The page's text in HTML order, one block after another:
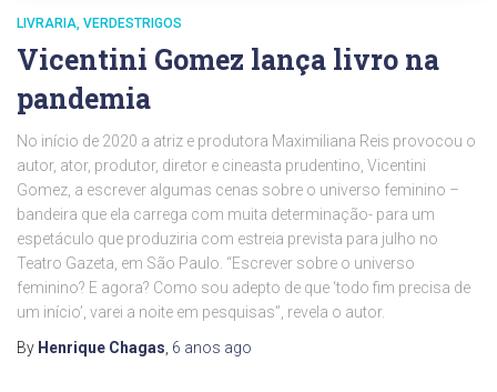
LIVRARIA VERDESTRIGOS
Vicentini Gomez lança livro na
pandemia
No início de 2020 a atriz e produtora Maximiliana Reis provocou o
autor, ator, produtor, diretor e cineasta prudentino, Vicentini
Gomez, a escrever algumas cenas sobre o universo feminino –
bandeira que ela carrega com muita determinação- para um
espetáculo que produziria com estreia prevista para julho no
Teatro Gazeta, em São Paulo. “Escrever sobre o universo
feminino? E agora? Como sou adepto de que ‘todo fim precisa de
um início’, varei a noite em pesquisas”, revela o autor.
By Henrique Chagas 6 anos ago